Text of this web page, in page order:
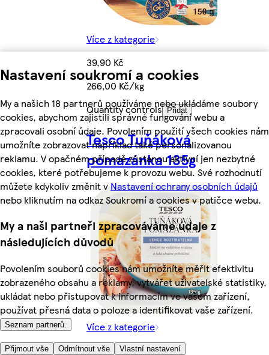
Nastavení soukromí a cookies
My a našich 18 partnerů používáme nebo ukládáme soubory
cookies, abychom zajistili správné fungování webu a
zpracovali osobní údaje. Povolením použití všech cookies nám
umožníte zobrazovat například také personalizovanou
reklamu. V opačném případě zůstanou aktivní jen nezbytné
cookies, které potřebujeme k provozu webu. Své rozhodnutí
můžete kdykoliv změnit vNastavení ochrany osobních údajů
nebo kliknutím na odkaz Soukromí a cookies v patičce webu.
My a naši partneři zpracováváme údaje z
následujících důvodů
Povolením souborů cookies nám umožníte měřit efektivitu
zobrazeného obsahu a reklamy, vytvářet uživatelské statistiky,
ukládat nebo přistupovat k informacím ve vašem zařízení,
používat přesná data o poloze a identifikovat vaše zařízení.
Seznam partnerů.
Přijmout vše Odmítnout vše Vlastní nastavení
Více z kategorie
39,90 Kč
266,00 Kč/kg
Quantity controls
Přidat
Tesco Tuňáková
pomazánka 135g
Více z kategorie
42,90 Kč